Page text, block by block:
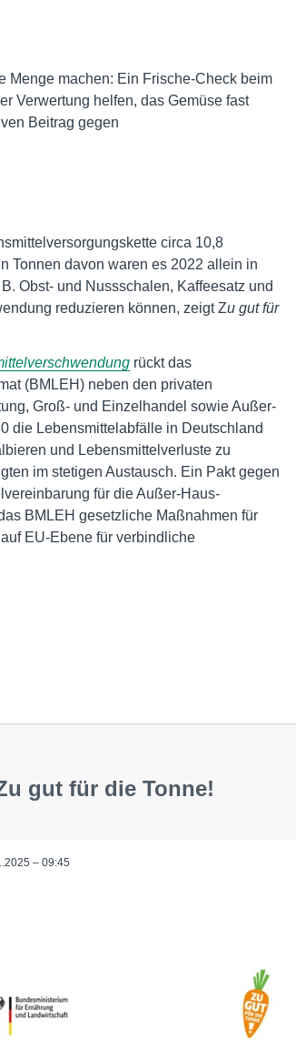
Menge machen: Ein Frische-Check beim
Verwertung helfen, das Gemüse fast
Beitrag gegen
circa 10,8
Tonnen davon waren es 2022 allein in
Obst- und Nussschalen, Kaffeesatz und
reduzieren können, zeigt Zu gut für
rückt das
(BMLEH) neben den privaten
Groß- und Einzelhandel sowie Außer-
die Lebensmittelabfälle in Deutschland
und Lebensmittelverluste zu
im stetigen Austausch. Ein Pakt gegen
für die Außer-Haus-
BMLEH gesetzliche Maßnahmen für
EU-Ebene für verbindliche
gut für die Tonne!
– 09:45